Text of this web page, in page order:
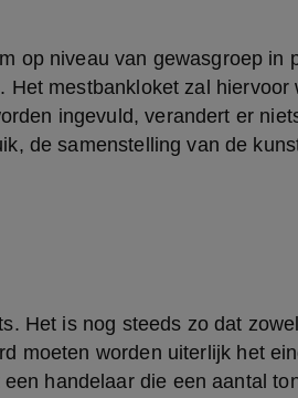
op niveau van gewasgroep in
mestbankloket zal hiervoor
ingevuld, verandert er
de samenstelling van de
Het is nog steeds zo dat
moeten worden uiterlijk het
handelaar die een aantal